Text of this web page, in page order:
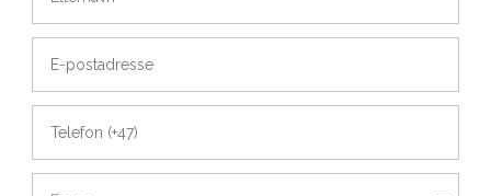
postadresse
(+47)